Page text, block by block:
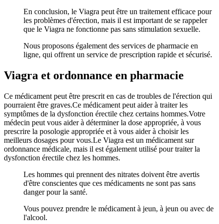
En conclusion, le Viagra peut être un traitement efficace pour
les problèmes d'érection, mais il est important de se rappeler
que le Viagra ne fonctionne pas sans stimulation sexuelle.
Nous proposons également des services de pharmacie en
ligne, qui offrent un service de prescription rapide et sécurisé.
Viagra et ordonnance en pharmacie
Ce médicament peut être prescrit en cas de troubles de l'érection qui
pourraient être graves.Ce médicament peut aider à traiter les
symptômes de la dysfonction érectile chez certains hommes.Votre
médecin peut vous aider à déterminer la dose appropriée, à vous
prescrire la posologie appropriée et à vous aider à choisir les
meilleurs dosages pour vous.Le Viagra est un médicament sur
ordonnance médicale, mais il est également utilisé pour traiter la
dysfonction érectile chez les hommes.
Les hommes qui prennent des nitrates doivent être avertis
d'être conscientes que ces médicaments ne sont pas sans
danger pour la santé.
Vous pouvez prendre le médicament à jeun, à jeun ou avec de
l'alcool.